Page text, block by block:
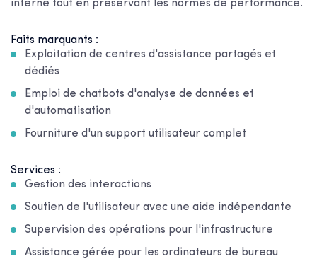
interne tout en préservant les normes de performance.
Faits marquants :
Exploitation de centres d'assistance partagés et
dédiés
Emploi de chatbots d'analyse de données et
d'automatisation
Fourniture d'un support utilisateur complet
Services :
Gestion des interactions
Soutien de l'utilisateur avec une aide indépendante
Supervision des opérations pour l'infrastructure
Assistance gérée pour les ordinateurs de bureau